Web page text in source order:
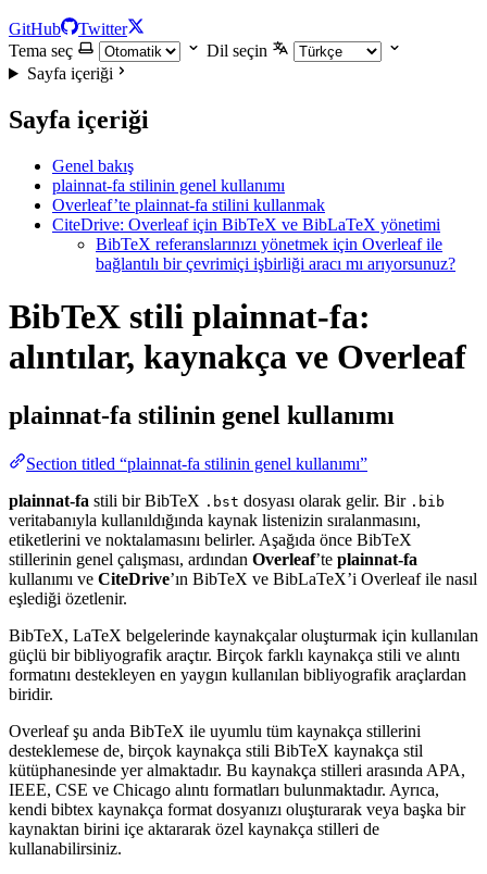
GitHub
Twitter
Tema seç
Dil seçin
Sayfa içeriği
Sayfa içeriği
Genel bakış
plainnat-fa stilinin genel kullanımı
Overleaf’te plainnat-fa stilini kullanmak
CiteDrive: Overleaf için BibTeX ve BibLaTeX yönetimi
BibTeX referanslarınızı yönetmek için Overleaf ile
bağlantılı bir çevrimiçi işbirliği aracı mı arıyorsunuz?
BibTeX stili plainnat-fa:
alıntılar, kaynakça ve Overleaf
plainnat-fa stilinin genel kullanımı
Section titled “plainnat-fa stilinin genel kullanımı”
plainnat-fa stili bir BibTeX .bst dosyası olarak gelir. Bir .bib
veritabanıyla kullanıldığında kaynak listenizin sıralanmasını,
etiketlerini ve noktalamasını belirler. Aşağıda önce BibTeX
stillerinin genel çalışması, ardından Overleaf’te plainnat-fa
kullanımı ve CiteDrive’ın BibTeX ve BibLaTeX’i Overleaf ile nasıl
eşlediği özetlenir.
BibTeX, LaTeX belgelerinde kaynakçalar oluşturmak için kullanılan
güçlü bir bibliyografik araçtır. Birçok farklı kaynakça stili ve alıntı
formatını destekleyen en yaygın kullanılan bibliyografik araçlardan
biridir.
Overleaf şu anda BibTeX ile uyumlu tüm kaynakça stillerini
desteklemese de, birçok kaynakça stili BibTeX kaynakça stil
kütüphanesinde yer almaktadır. Bu kaynakça stilleri arasında APA,
IEEE, CSE ve Chicago alıntı formatları bulunmaktadır. Ayrıca,
kendi bibtex kaynakça format dosyanızı oluşturarak veya başka bir
kaynaktan birini içe aktararak özel kaynakça stilleri de
kullanabilirsiniz.